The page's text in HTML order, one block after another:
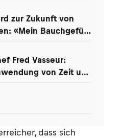
zur Zukunft von
«Mein Bauchgefühl
Fred Vasseur:
von Zeit und
dass sich